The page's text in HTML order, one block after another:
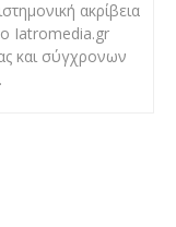
ακρίβεια
Iatromedia.gr
και σύγχρονων